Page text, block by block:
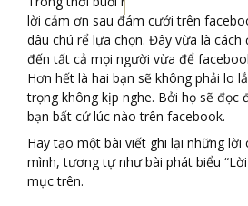
lời cảm ơn sau đám cưới trên
dâu chú rể lựa chọn. Đây vừa là
đến tất cả mọi người vừa để
Hơn hết là hai bạn sẽ không phải lo
trọng không kịp nghe. Bởi họ sẽ đọc
bạn bất cứ lúc nào trên facebook.
Hãy tạo một bài viết ghi lại những lời
mình, tương tự như bài phát biểu
mục trên.